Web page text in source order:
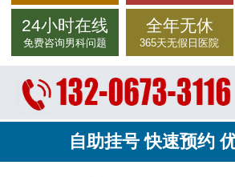
24小时在线
免费咨询男科问题
全年无休
365天无假日医院
自助挂号 快速预约